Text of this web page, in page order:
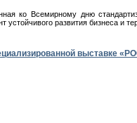
ко Всемирному дню
развития бизнеса и
выставке